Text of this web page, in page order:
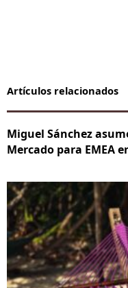
Artículos relacionados
Miguel Sánchez
Mercado para EMEA